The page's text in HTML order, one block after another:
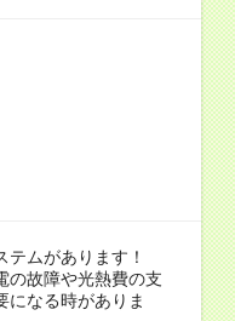
ムがあります！
の故障や光熱費の支
になる時がありま